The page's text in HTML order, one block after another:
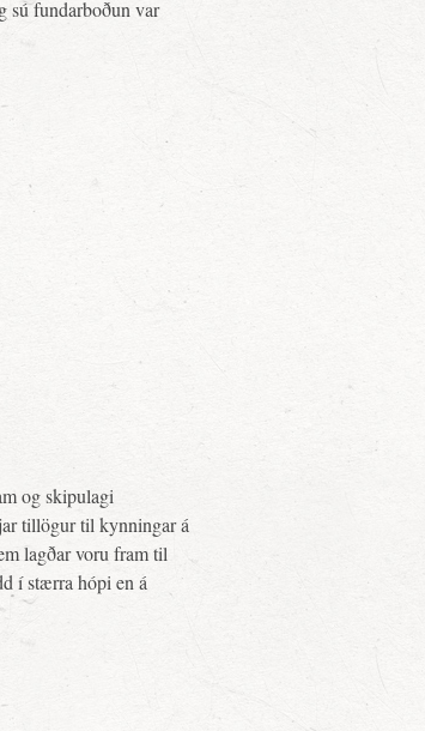
sú fundarboðun var
og skipulagi
tillögur til kynningar á
lagðar voru fram til
í stærra hópi en á